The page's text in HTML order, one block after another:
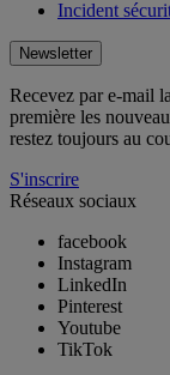
Incident
Newsletter
Recevez par e-mail
première les
restez toujours au
S'inscrire
Réseaux sociaux
facebook
Instagram
LinkedIn
Pinterest
Youtube
TikTok